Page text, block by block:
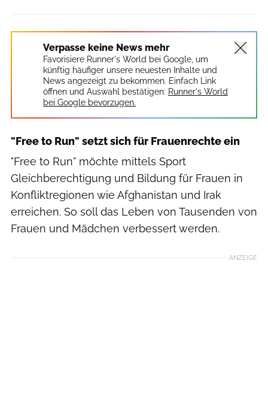
Verpasse keine News mehr
Favorisiere Runner's World bei Google, um
künftig häufiger unsere neuesten Inhalte und
News angezeigt zu bekommen. Einfach Link
öffnen und Auswahl bestätigen: Runner's World
bei Google bevorzugen.
"Free to Run" setzt sich für Frauenrechte ein
"Free to Run" möchte mittels Sport
Gleichberechtigung und Bildung für Frauen in
Konfliktregionen wie Afghanistan und Irak
erreichen. So soll das Leben von Tausenden von
Frauen und Mädchen verbessert werden.
ANZEIGE